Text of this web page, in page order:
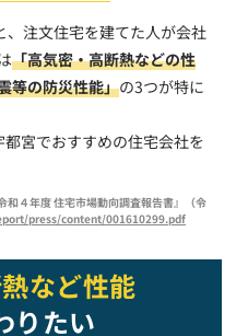
注文住宅を建てた人が会社
「高気密・高断熱などの性
等の防災性能」の3つが特に
宮でおすすめの住宅会社を
４年度 住宅市場動向調査報告書』（令
press/content/001610299.pdf
など性能
りたい